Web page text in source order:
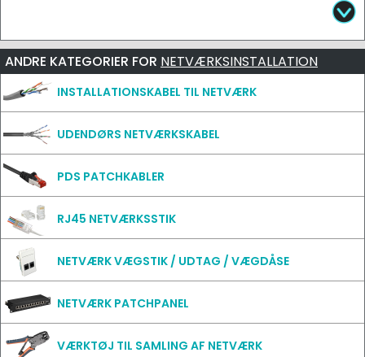
ANDRE KATEGORIER FOR NETVÆRKSINSTALLATION
INSTALLATIONSKABEL TIL NETVÆRK
UDENDØRS NETVÆRKSKABEL
PDS PATCHKABLER
RJ45 NETVÆRKSSTIK
NETVÆRK VÆGSTIK / UDTAG / VÆGDÅSE
NETVÆRK PATCHPANEL
VÆRKTØJ TIL SAMLING AF NETVÆRK